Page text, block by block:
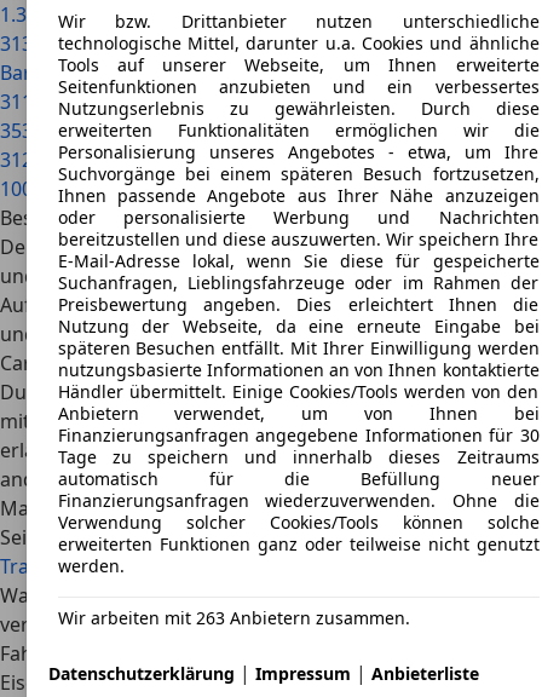
1.3
313
Barkas
311
353
312
1000
Besonderheiten der Automarke Wartburg
Der Wartburg wurde bereits seit dem Jahr 1956 produziert
und ist damit eine der ältesten ostdeutschen Automarken.
Aufgrund der niedrigen Produktionszahlen zählen Coupés
und Cabriolets von Wartburg zu den wertvollsten Classic
Cars aus DDR-Produktion.
Durch die Kombination einer zeitgenössischen Karosserie
mit zweckmäßiger Konzeption und Variantenvielfalt
erlangte Wartburg internationale Anerkennung wie keine
andere Automarke der DDR.
Markenhistorie
Seinen Namen erhielt das im Jahr 1956 noch vor dem
Trabantvorgestellte Automodell von der Wartburg, dem
Wahrzeichen des Produktionsstandorts Eisenach. Zugleich
verwies die Bezeichnung auf die lange
Fahrzeugbautradition dieser Stadt: Das Automobilwerk
Eisenach gehörte zu den ersten Pkw-Herstellern
Wir bzw. Drittanbieter nutzen unterschiedliche
technologische Mittel, darunter u.a. Cookies und ähnliche
Tools auf unserer Webseite, um Ihnen erweiterte
Seitenfunktionen anzubieten und ein verbessertes
Nutzungserlebnis zu gewährleisten. Durch diese
erweiterten Funktionalitäten ermöglichen wir die
Personalisierung unseres Angebotes - etwa, um Ihre
Suchvorgänge bei einem späteren Besuch fortzusetzen,
Ihnen passende Angebote aus Ihrer Nähe anzuzeigen
oder personalisierte Werbung und Nachrichten
bereitzustellen und diese auszuwerten. Wir speichern Ihre
E-Mail-Adresse lokal, wenn Sie diese für gespeicherte
Suchanfragen, Lieblingsfahrzeuge oder im Rahmen der
Preisbewertung angeben. Dies erleichtert Ihnen die
Nutzung der Webseite, da eine erneute Eingabe bei
späteren Besuchen entfällt. Mit Ihrer Einwilligung werden
nutzungsbasierte Informationen an von Ihnen kontaktierte
Händler übermittelt. Einige Cookies/Tools werden von den
Anbietern verwendet, um von Ihnen bei
Finanzierungsanfragen angegebene Informationen für 30
Tage zu speichern und innerhalb dieses Zeitraums
automatisch für die Befüllung neuer
Finanzierungsanfragen wiederzuverwenden. Ohne die
Verwendung solcher Cookies/Tools können solche
erweiterten Funktionen ganz oder teilweise nicht genutzt
werden.
Wir arbeiten mit 263 Anbietern zusammen.
Datenschutzerklärung | Impressum | Anbieterliste